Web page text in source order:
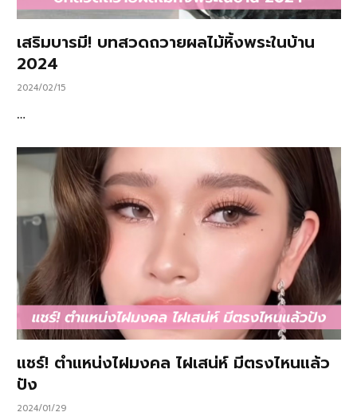
เสริมบารมี! บทสวดถวายผลไม้หิ้งพระในบ้าน
2024
2024/02/15
…
แชร์! ตำแหน่งไฝมงคล ไฝเสน่ห์ มีตรงไหนแล้ว
ปัง
2024/01/29